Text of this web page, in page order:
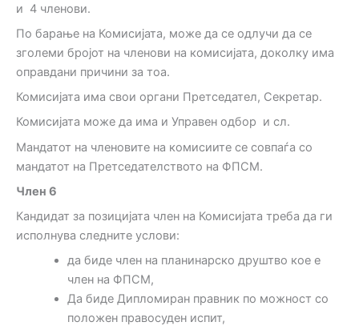
и 4 членови.
По барање на Комисијата, може да се одлучи да се
зголеми бројот на членови на комисијата, доколку има
оправдани причини за тоа.
Комисијата има свои органи Претседател, Секретар.
Комисијата може да има и Управен одбор и сл.
Мандатот на членовите на комисиите се совпаѓа со
мандатот на Претседателството на ФПСМ.
Член 6
Кандидат за позицијата член на Комисијата треба да ги
исполнува следните услови:
да биде член на планинарско друштво кое е
член на ФПСМ,
Да биде Дипломиран правник по можност со
положен правосуден испит,